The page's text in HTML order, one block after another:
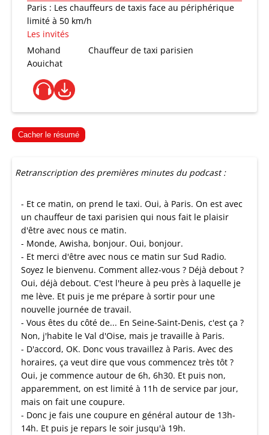
Paris : Les chauffeurs de taxis face au périphérique
limité à 50 km/h
Les invités
Mohand
Aouichat
Chauffeur de taxi parisien
Cacher le résumé
Retranscription des premières minutes du podcast :
- Et ce matin, on prend le taxi. Oui, à Paris. On est avec
un chauffeur de taxi parisien qui nous fait le plaisir
d'être avec nous ce matin.
- Monde, Awisha, bonjour. Oui, bonjour.
- Et merci d'être avec nous ce matin sur Sud Radio.
Soyez le bienvenu. Comment allez-vous ? Déjà debout ?
Oui, déjà debout. C'est l'heure à peu près à laquelle je
me lève. Et puis je me prépare à sortir pour une
nouvelle journée de travail.
- Vous êtes du côté de... En Seine-Saint-Denis, c'est ça ?
Non, j'habite le Val d'Oise, mais je travaille à Paris.
- D'accord, OK. Donc vous travaillez à Paris. Avec des
horaires, ça veut dire que vous commencez très tôt ?
Oui, je commence autour de 6h, 6h30. Et puis non,
apparemment, on est limité à 11h de service par jour,
mais on fait une coupure.
- Donc je fais une coupure en général autour de 13h-
14h. Et puis je repars le soir jusqu'à 19h.